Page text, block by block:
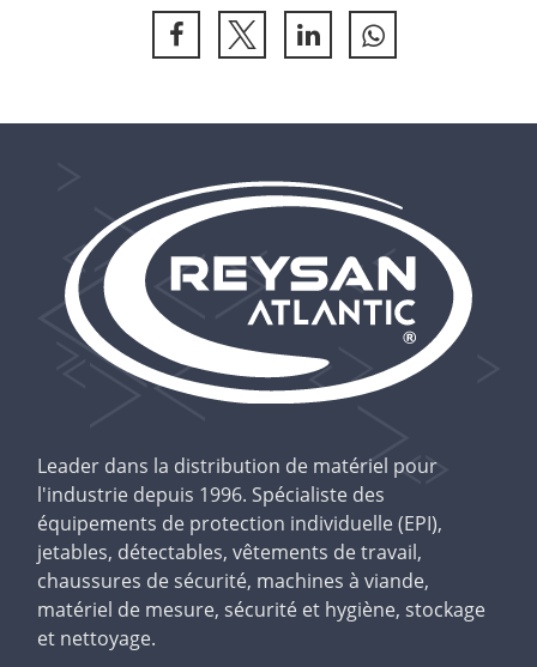
Leader dans la distribution de matériel pour
l'industrie depuis 1996. Spécialiste des
équipements de protection individuelle (EPI),
jetables, détectables, vêtements de travail,
chaussures de sécurité, machines à viande,
matériel de mesure, sécurité et hygiène, stockage
et nettoyage.